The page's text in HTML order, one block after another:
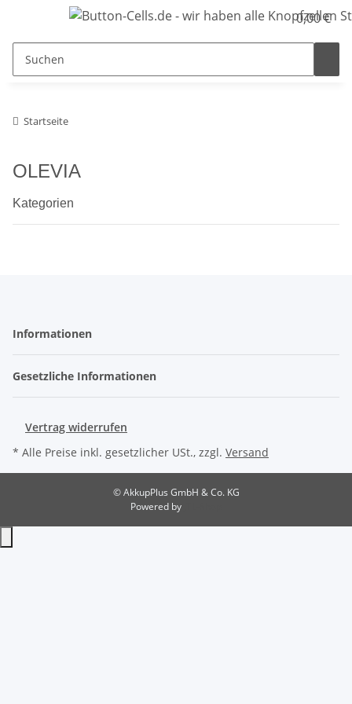
0,00 €
Startseite
OLEVIA
Kategorien
Informationen
Gesetzliche Informationen
Vertrag widerrufen
* Alle Preise inkl. gesetzlicher USt., zzgl. Versand
© AkkupPlus GmbH & Co. KG
Powered by